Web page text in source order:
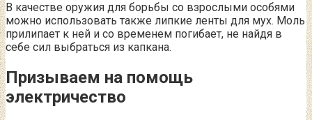
В качестве оружия для борьбы со взрослыми особями
можно использовать также липкие ленты для мух. Моль
прилипает к ней и со временем погибает, не найдя в
себе сил выбраться из капкана.
Призываем на помощь
электричество